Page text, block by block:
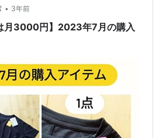
40代パート看護師母ちゃんが リア
• 3年前
月3000円】2023年7月の購入